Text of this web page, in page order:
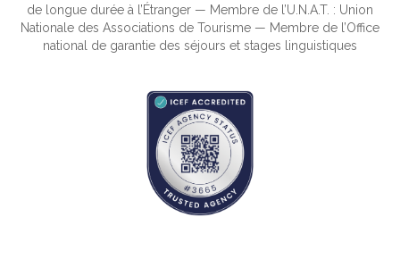
de longue durée à l’Étranger — Membre de l’U.N.A.T. : Union
Nationale des Associations de Tourisme — Membre de l’Office
national de garantie des séjours et stages linguistiques